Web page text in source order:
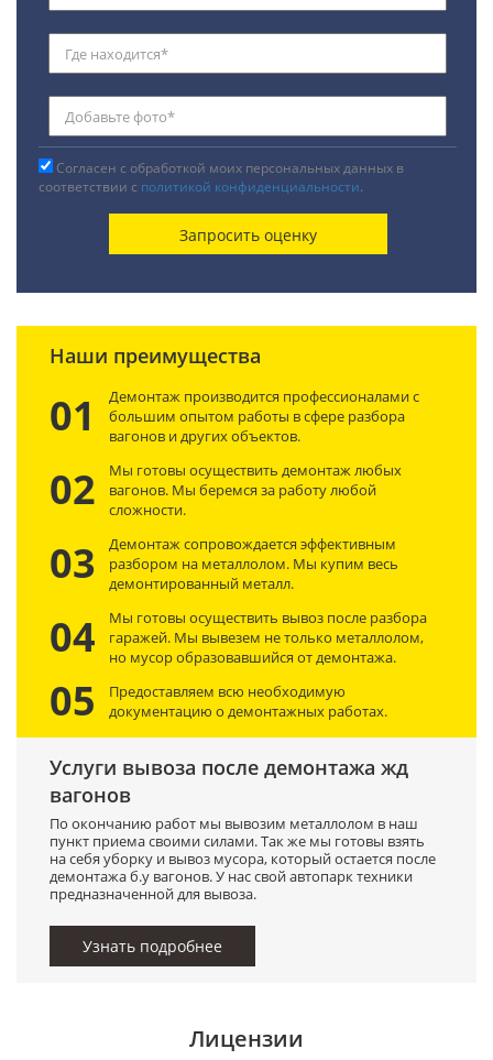
Согласен с обработкой моих персональных данных в
соответствии с политикой конфиденциальности.
Наши преимущества
01
Демонтаж производится профессионалами с
большим опытом работы в сфере разбора
вагонов и других объектов.
02
Мы готовы осуществить демонтаж любых
вагонов. Мы беремся за работу любой
сложности.
03
Демонтаж сопровождается эффективным
разбором на металлолом. Мы купим весь
демонтированный металл.
04
Мы готовы осуществить вывоз после разбора
гаражей. Мы вывезем не только металлолом,
но мусор образовавшийся от демонтажа.
05
Предоставляем всю необходимую
документацию о демонтажных работах.
Услуги вывоза после демонтажа жд
вагонов
По окончанию работ мы вывозим металлолом в наш
пункт приема своими силами. Так же мы готовы взять
на себя уборку и вывоз мусора, который остается после
демонтажа б.у вагонов. У нас свой автопарк техники
предназначенной для вывоза.
Узнать подробнее
Лицензии